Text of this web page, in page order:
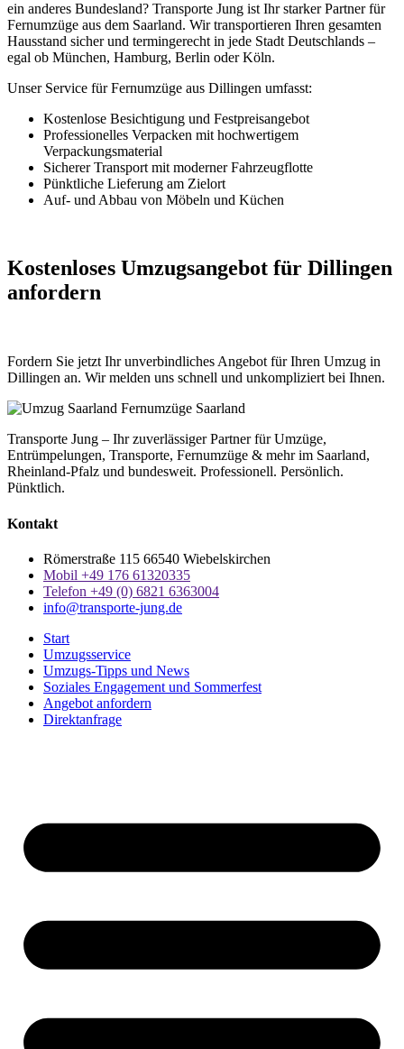
ein anderes Bundesland? Transporte Jung ist Ihr starker Partner für
Fernumzüge aus dem Saarland. Wir transportieren Ihren gesamten
Hausstand sicher und termingerecht in jede Stadt Deutschlands –
egal ob München, Hamburg, Berlin oder Köln.
Unser Service für Fernumzüge aus Dillingen umfasst:
Kostenlose Besichtigung und Festpreisangebot
Professionelles Verpacken mit hochwertigem
Verpackungsmaterial
Sicherer Transport mit moderner Fahrzeugflotte
Pünktliche Lieferung am Zielort
Auf- und Abbau von Möbeln und Küchen
Kostenloses Umzugsangebot für Dillingen
anfordern
Fordern Sie jetzt Ihr unverbindliches Angebot für Ihren Umzug in
Dillingen an. Wir melden uns schnell und unkompliziert bei Ihnen.
Transporte Jung – Ihr zuverlässiger Partner für Umzüge,
Entrümpelungen, Transporte, Fernumzüge & mehr im Saarland,
Rheinland-Pfalz und bundesweit. Professionell. Persönlich.
Pünktlich.
Kontakt
Römerstraße 115 66540 Wiebelskirchen
Mobil ‭+49 176 61320335‬
Telefon +49 (0) 6821 6363004‬
info@transporte-jung.de
Start
Umzugsservice
Umzugs-Tipps und News
Soziales Engagement und Sommerfest
Angebot anfordern
Direktanfrage